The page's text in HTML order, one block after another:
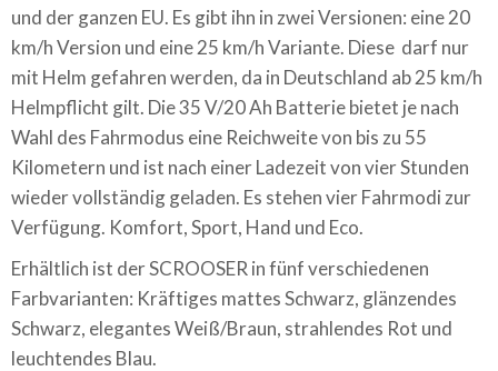
und der ganzen EU. Es gibt ihn in zwei Versionen: eine 20
km/h Version und eine 25 km/h Variante. Diese darf nur
mit Helm gefahren werden, da in Deutschland ab 25 km/h
Helmpflicht gilt. Die 35 V/20 Ah Batterie bietet je nach
Wahl des Fahrmodus eine Reichweite von bis zu 55
Kilometern und ist nach einer Ladezeit von vier Stunden
wieder vollständig geladen. Es stehen vier Fahrmodi zur
Verfügung. Komfort, Sport, Hand und Eco.
Erhältlich ist der SCROOSER in fünf verschiedenen
Farbvarianten: Kräftiges mattes Schwarz, glänzendes
Schwarz, elegantes Weiß/Braun, strahlendes Rot und
leuchtendes Blau.